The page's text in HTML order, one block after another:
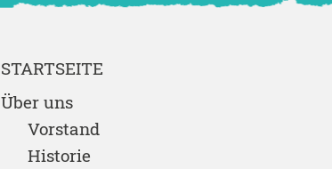
STARTSEITE
Über uns
Vorstand
Historie